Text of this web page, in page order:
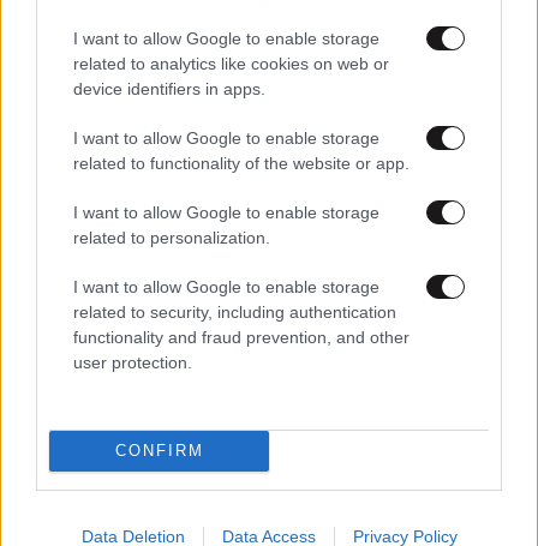
I want to allow Google to enable storage
related to analytics like cookies on web or
device identifiers in apps.
I want to allow Google to enable storage
related to functionality of the website or app.
I want to allow Google to enable storage
related to personalization.
I want to allow Google to enable storage
related to security, including authentication
functionality and fraud prevention, and other
user protection.
CONFIRM
Data Deletion Data Access Privacy Policy
Σύγκρουση στον ΟΗΕ: Εννέα κράτη λένε «όχι»
Ανάμεσά τους και η Ελλάδα